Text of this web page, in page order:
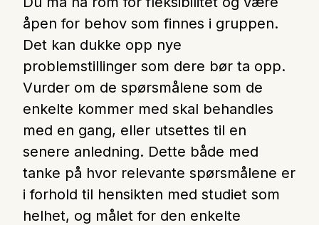
åpen for behov som finnes i gruppen.
Det kan dukke opp nye
problemstillinger som dere bør ta opp.
Vurder om de spørsmålene som de
enkelte kommer med skal behandles
med en gang, eller utsettes til en
senere anledning. Dette både med
tanke på hvor relevante spørsmålene er
i forhold til hensikten med studiet som
helhet, og målet for den enkelte